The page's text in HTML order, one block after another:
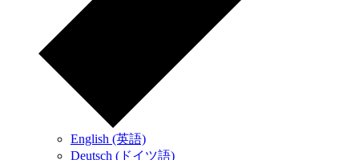
English (英語)
Deutsch (ドイツ語)